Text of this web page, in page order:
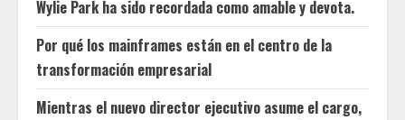
Wylie Park ha sido recordada como amable y devota.
Por qué los mainframes están en el centro de la
transformación empresarial
Mientras el nuevo director ejecutivo asume el cargo,